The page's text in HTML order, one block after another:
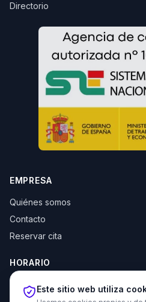
Directorio
EMPRESA
Quiénes somos
Contacto
Reservar cita
HORARIO
Lun–Jue: 10:00–14:00 y
Vie: 10:00–14:00
Este sitio web utiliza